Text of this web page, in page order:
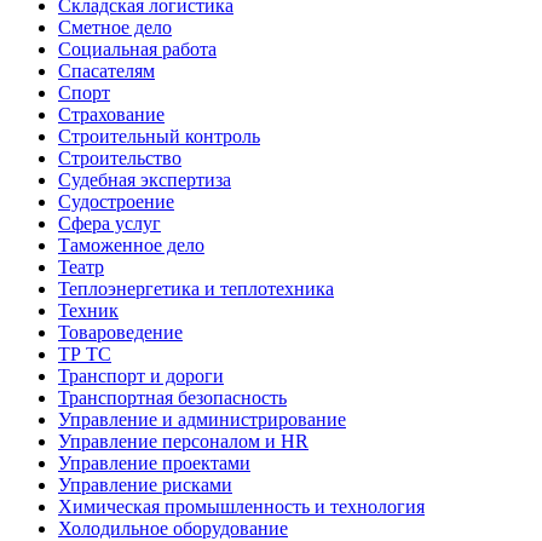
Складская логистика
Сметное дело
Социальная работа
Спасателям
Спорт
Страхование
Строительный контроль
Строительство
Судебная экспертиза
Судостроение
Сфера услуг
Таможенное дело
Театр
Теплоэнергетика и теплотехника
Техник
Товароведение
ТР ТС
Транспорт и дороги
Транспортная безопасность
Управление и администрирование
Управление персоналом и HR
Управление проектами
Управление рисками
Химическая промышленность и технология
Холодильное оборудование